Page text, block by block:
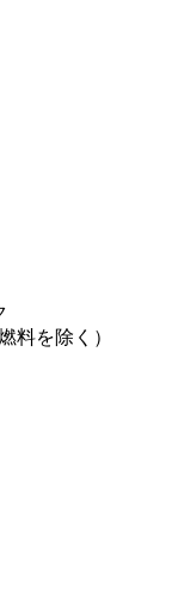
料を除く）